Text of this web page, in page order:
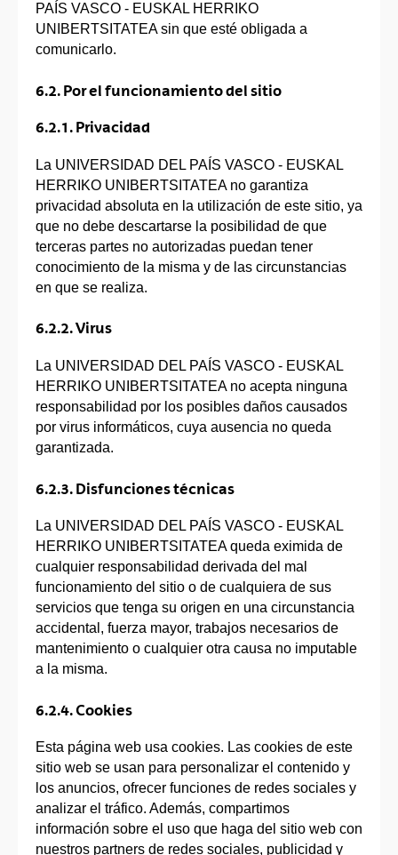
PAÍS VASCO - EUSKAL HERRIKO
UNIBERTSITATEA sin que esté obligada a
comunicarlo.
6.2. Por el funcionamiento del sitio
6.2.1. Privacidad
La UNIVERSIDAD DEL PAÍS VASCO - EUSKAL
HERRIKO UNIBERTSITATEA no garantiza
privacidad absoluta en la utilización de este sitio, ya
que no debe descartarse la posibilidad de que
terceras partes no autorizadas puedan tener
conocimiento de la misma y de las circunstancias
en que se realiza.
6.2.2. Virus
La UNIVERSIDAD DEL PAÍS VASCO - EUSKAL
HERRIKO UNIBERTSITATEA no acepta ninguna
responsabilidad por los posibles daños causados
por virus informáticos, cuya ausencia no queda
garantizada.
6.2.3. Disfunciones técnicas
La UNIVERSIDAD DEL PAÍS VASCO - EUSKAL
HERRIKO UNIBERTSITATEA queda eximida de
cualquier responsabilidad derivada del mal
funcionamiento del sitio o de cualquiera de sus
servicios que tenga su origen en una circunstancia
accidental, fuerza mayor, trabajos necesarios de
mantenimiento o cualquier otra causa no imputable
a la misma.
6.2.4. Cookies
Esta página web usa cookies. Las cookies de este
sitio web se usan para personalizar el contenido y
los anuncios, ofrecer funciones de redes sociales y
analizar el tráfico. Además, compartimos
información sobre el uso que haga del sitio web con
nuestros partners de redes sociales, publicidad y